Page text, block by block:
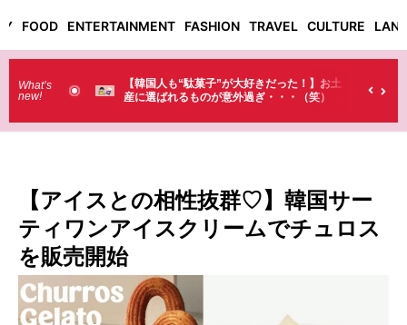
FOOD ENTERTAINMENT FASHION TRAVEL CULTURE
What’s
new!
“駄菓子”が大好きだった！】お土
るものが意外過ぎ・・・（笑）
【そんなものまで買っていくの？
ラストで韓国人が買うものがちょ
【アイスとの相性抜群♡】韓国サー
ティワンアイスクリームでチュロス
を販売開始